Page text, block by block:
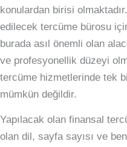
konulardan birisi
edilecek tercüme bürosu
burada asıl önemli olan
ve profesyonellik düzeyi
tercüme hizmetlerinde tek
mümkün değildir.
Yapılacak olan finansal
olan dil, sayfa sayısı ve